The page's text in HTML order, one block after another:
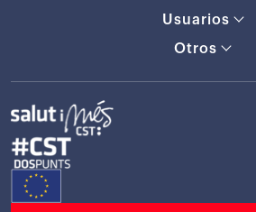
Usuarios
Otros